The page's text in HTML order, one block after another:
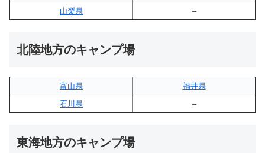
山梨県
–
北陸地方のキャンプ場
富山県
福井県
石川県
–
東海地方のキャンプ場